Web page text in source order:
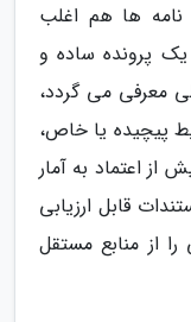
نامه ها هم اغلب
پرونده ساده و
معرفی می گردد،
پیچیده یا خاص،
از اعتماد به آمار
قابل ارزیابی
را از منابع مستقل